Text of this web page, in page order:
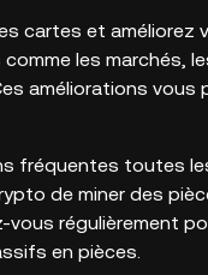
cartes et améliorez
les marchés,
améliorations
fréquentes toutes
de miner des
régulièrement
en pièces.